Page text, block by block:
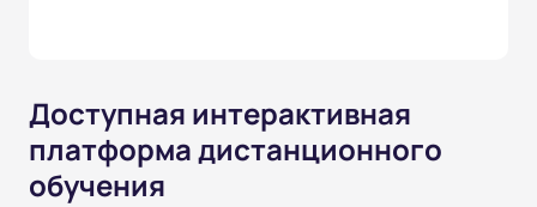
Доступная интерактивная
платформа дистанционного
обучения